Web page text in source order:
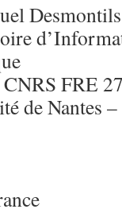
Desmontils
FRE
de Nantes